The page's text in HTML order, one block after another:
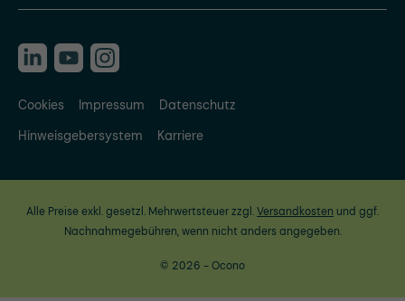
Cookies Impressum
Datenschutz
Hinweisgebersystem
Karriere
Alle Preise exkl. gesetzl. Mehrwertsteuer zzgl.Versandkosten und ggf.
Nachnahmegebühren, wenn nicht anders angegeben.
© 2026 - Ocono